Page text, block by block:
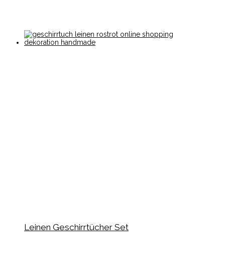
Leinen Geschirrtücher Set